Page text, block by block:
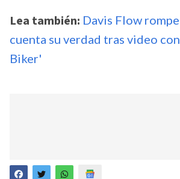
Lea también: Davis Flow
cuenta su verdad tras video
Biker'